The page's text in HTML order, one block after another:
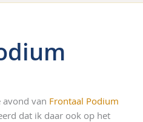
avond van Frontaal Podium
dat ik daar ook op het